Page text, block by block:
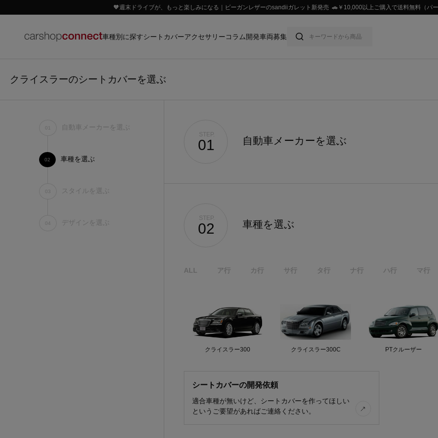
🧡週末ドライブが、もっと楽しみになる｜ビーガンレザーのsandiiガレット新発売 🚗￥10,000以上ご購入で送料無料（パ
車種別に探すシートカバーアクセサリーコラム開発車両募集
クライスラーのシートカバーを選ぶ
01 自動車メーカーを選ぶ
02 車種を選ぶ
03 スタイルを選ぶ
04 デザインを選ぶ
STEP.
01 自動車メーカーを選ぶ
STEP.
02 車種を選ぶ
ALL ア行 カ行 サ行 タ行 ナ行 ハ行 マ行
クライスラー300 クライスラー300C PTクルーザー
シートカバーの開発依頼
適合車種が無いけど、シートカバーを作ってほしい
というご要望があればご連絡ください。